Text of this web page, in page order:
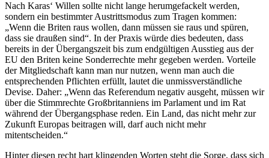
Nach Karas‘ Willen sollte nicht lange herumgefackelt werden,
sondern ein bestimmter Austrittsmodus zum Tragen kommen:
„Wenn die Briten raus wollen, dann müssen sie raus und spüren,
dass sie draußen sind“. In der Praxis würde dies bedeuten, dass
bereits in der Übergangszeit bis zum endgültigen Ausstieg aus der
EU den Briten keine Sonderrechte mehr gegeben werden. Vorteile
der Mitgliedschaft kann man nur nutzen, wenn man auch die
entsprechenden Pflichten erfüllt, lautet die unmissverständliche
Devise. Daher: „Wenn das Referendum negativ ausgeht, müssen wir
über die Stimmrechte Großbritanniens im Parlament und im Rat
während der Übergangsphase reden. Ein Land, das nicht mehr zur
Zukunft Europas beitragen will, darf auch nicht mehr
mitentscheiden.“
Hinter diesen recht hart klingenden Worten steht die Sorge, dass sich